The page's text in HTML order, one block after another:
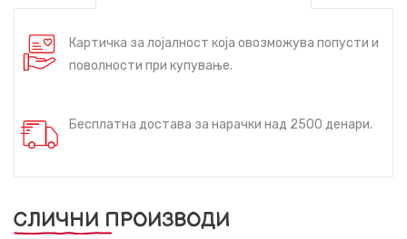
Картичка за лојалност која овозможува попусти и
поволности при купување.
Бесплатна достава за нарачки над 2500 денари.
СЛИЧНИ ПРОИЗВОДИ